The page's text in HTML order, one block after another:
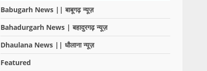
Babugarh News || बाबूगढ़ न्यूज़
Bahadurgarh News | बहादुरगढ़ न्यूज़
Dhaulana News || धौलाना न्यूज़
Featured